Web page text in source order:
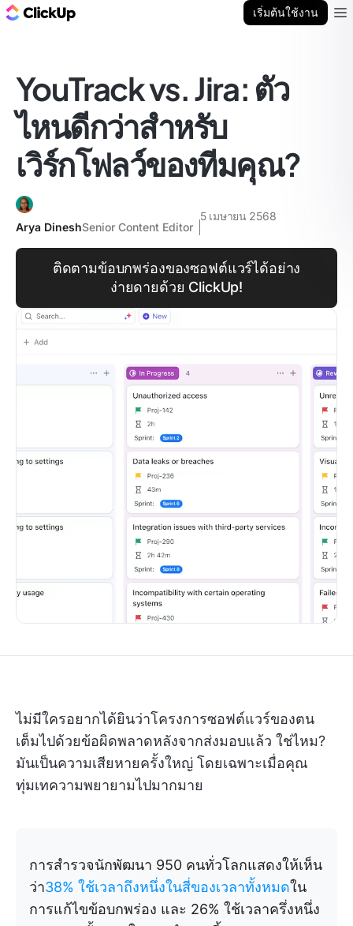
เริ่มต้นใช้งาน
YouTrack vs. Jira: ตัว
ไหนดีกว่าสำหรับ
เวิร์กโฟลว์ของทีมคุณ?
Arya DineshSenior Content Editor
5 เมษายน 2568
ติดตามข้อบกพร่องของซอฟต์แวร์ได้อย่าง
ง่ายดายด้วย ClickUp!
ไม่มีใครอยากได้ยินว่าโครงการซอฟต์แวร์ของตน
เต็มไปด้วยข้อผิดพลาดหลังจากส่งมอบแล้ว ใช่ไหม?
มันเป็นความเสียหายครั้งใหญ่ โดยเฉพาะเมื่อคุณ
ทุ่มเทความพยายามไปมากมาย
การสำรวจนักพัฒนา 950 คนทั่วโลกแสดงให้เห็น
ว่า38% ใช้เวลาถึงหนึ่งในสี่ของเวลาทั้งหมดใน
การแก้ไขข้อบกพร่อง และ 26% ใช้เวลาครึ่งหนึ่ง